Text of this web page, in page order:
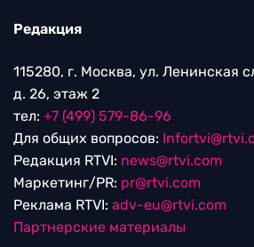
Редакция
115280, г. Москва, ул. Ленинская
д. 26, этаж 2
тел: +7 (499) 579-86-96
Для общих вопросов:
Редакция RTVI: news@rtvi.com
Маркетинг/PR: pr@rtvi.com
Реклама RTVI: adv-eu@rtvi.com
Партнерские материалы